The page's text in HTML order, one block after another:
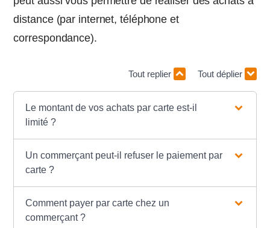
distance (par internet, téléphone et
correspondance).
Tout replier Tout déplier
Le montant de vos achats par carte est-il
limité ?
Un commerçant peut-il refuser le paiement par
carte ?
Comment payer par carte chez un
commerçant ?